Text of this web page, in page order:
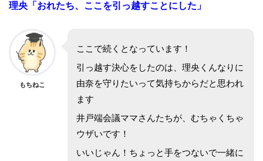
理央「おれたち、ここを引っ越すことにした」
もちねこ
ここで続くとなっています！
引っ越す決心をしたのは、理央くんなりに
由奈を守りたいって気持ちからだと思われ
ます
井戸端会議ママさんたちが、むちゃくちゃ
ウザいです！
いいじゃん！ちょっと手をつないで一緒に